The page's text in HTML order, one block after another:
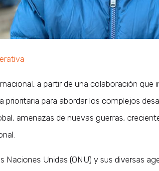
a partir de una colaboración
prioritaria para abordar los complejos
amenazas de nuevas guerras,
Naciones Unidas (ONU) y sus diversas